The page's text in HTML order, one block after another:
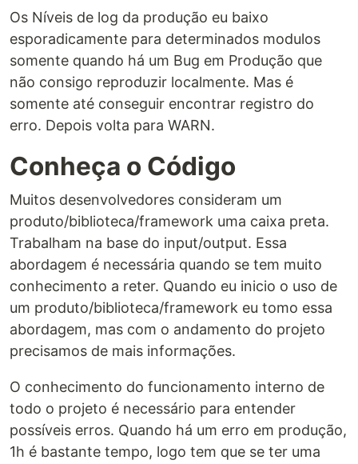
Os Níveis de log da produção eu baixo
esporadicamente para determinados modulos
somente quando há um Bug em Produção que
não consigo reproduzir localmente. Mas é
somente até conseguir encontrar registro do
erro. Depois volta para WARN.
Conheça o Código
Muitos desenvolvedores consideram um
produto/biblioteca/framework uma caixa preta.
Trabalham na base do input/output. Essa
abordagem é necessária quando se tem muito
conhecimento a reter. Quando eu inicio o uso de
um produto/biblioteca/framework eu tomo essa
abordagem, mas com o andamento do projeto
precisamos de mais informações.
O conhecimento do funcionamento interno de
todo o projeto é necessário para entender
possíveis erros. Quando há um erro em produção,
1h é bastante tempo, logo tem que se ter uma